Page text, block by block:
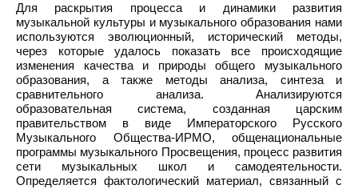
Для раскрытия процесса и динамики развития
музыкальной культуры и музыкального образования нами
используются эволюционный, исторический методы,
через которые удалось показать все происходящие
изменения качества и природы общего музыкального
образования, а также методы анализа, синтеза и
сравнительного анализа. Анализируются
образовательная система, созданная царским
правительством в виде Императорского Русского
Музыкального Общества-ИРМО, общенациональные
программы музыкального Просвещения, процесс развития
сети музыкальных школ и самодеятельности.
Определяется фактологический материал, связанный с